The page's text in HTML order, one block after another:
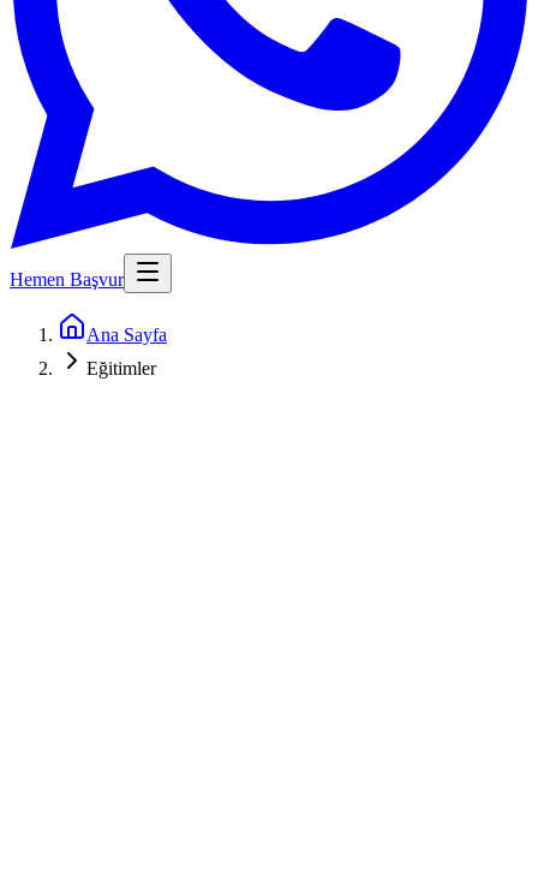
Hemen Başvur
Ana Sayfa
Eğitimler